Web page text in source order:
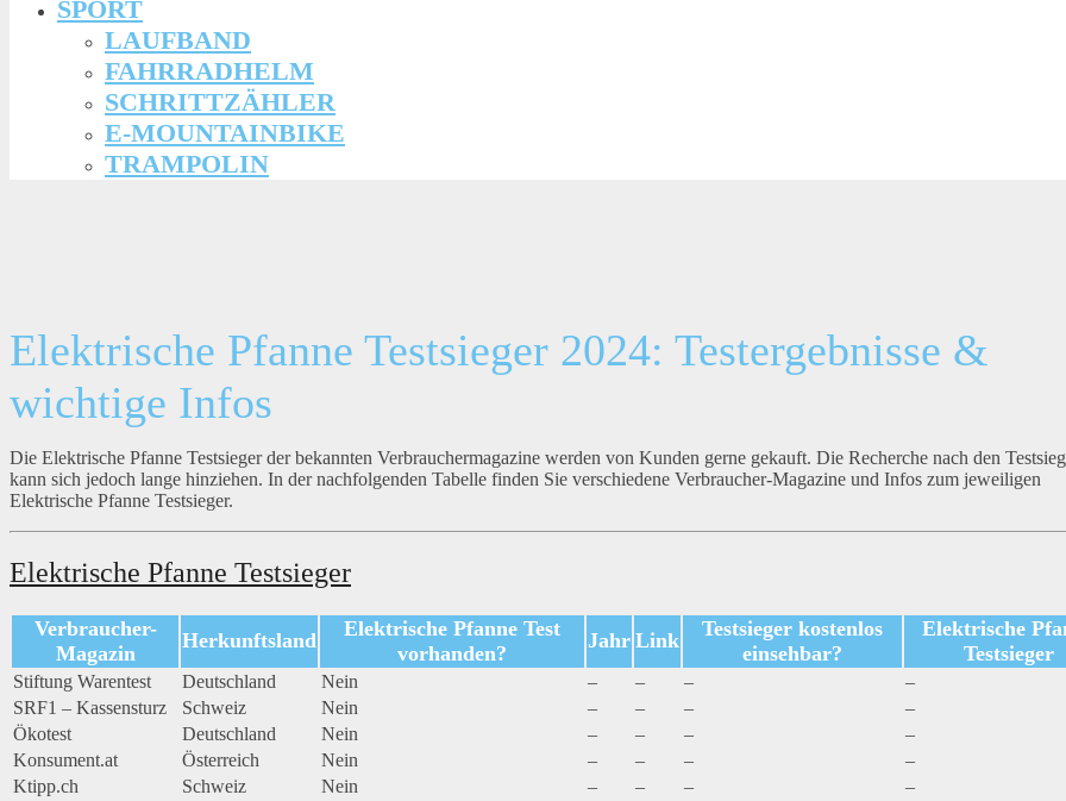
SPORT
LAUFBAND
FAHRRADHELM
SCHRITTZÄHLER
E-MOUNTAINBIKE
TRAMPOLIN
Elektrische Pfanne Testsieger 2024: Testergebnisse &
wichtige Infos
Die Elektrische Pfanne Testsieger der bekannten Verbrauchermagazine werden von Kunden gerne gekauft. Die Recherche nach den
kann sich jedoch lange hinziehen. In der nachfolgenden Tabelle finden Sie verschiedene Verbraucher-Magazine und Infos zum jeweiligen
Elektrische Pfanne Testsieger.
Elektrische Pfanne Testsieger
Verbraucher-
Magazin
Herkunftsland
Elektrische Pfanne Test
vorhanden?
Jahr Link
Testsieger kostenlos
einsehbar?
Elektrische
Testsieger
Stiftung Warentest Deutschland Nein – – –
–
SRF1 – Kassensturz
Schweiz Nein – – –
–
Ökotest
Deutschland Nein – – –
–
Konsument.at
Österreich Nein – – –
–
Ktipp.ch
Schweiz Nein – – –
–